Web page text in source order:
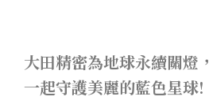
大田精密為地球永續關燈，
一起守護美麗的藍色星球!